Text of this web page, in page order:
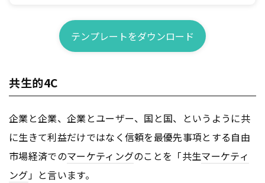
テンプレートをダウンロード
共生的4C
企業と企業、企業とユーザー、国と国、というように共
に生きて利益だけではなく信頼を最優先事項とする自由
市場経済でのマーケティングのことを「共生マーケティ
ング」と言います。